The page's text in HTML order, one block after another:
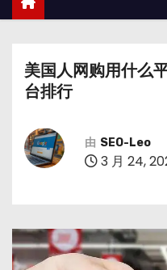
美国人网购用什么
台排行
由 SEO-Leo
3 月 24,